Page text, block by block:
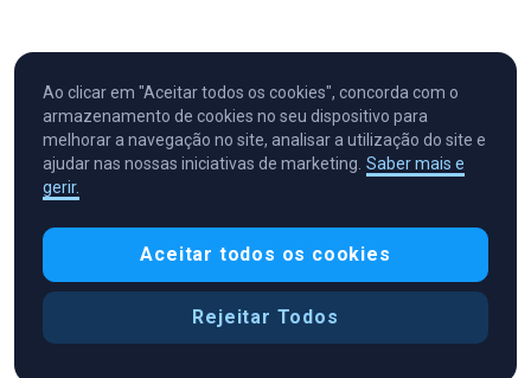
Cryptocurrency in Every Wallet™
Preferências de cookies
Ao clicar em "Aceitar todos os cookies", concorda com o
armazenamento de cookies no seu dispositivo para
melhorar a navegação no site, analisar a utilização do site e
ajudar nas nossas iniciativas de marketing. Saber mais e
gerir.
Aceitar todos os cookies
Rejeitar Todos